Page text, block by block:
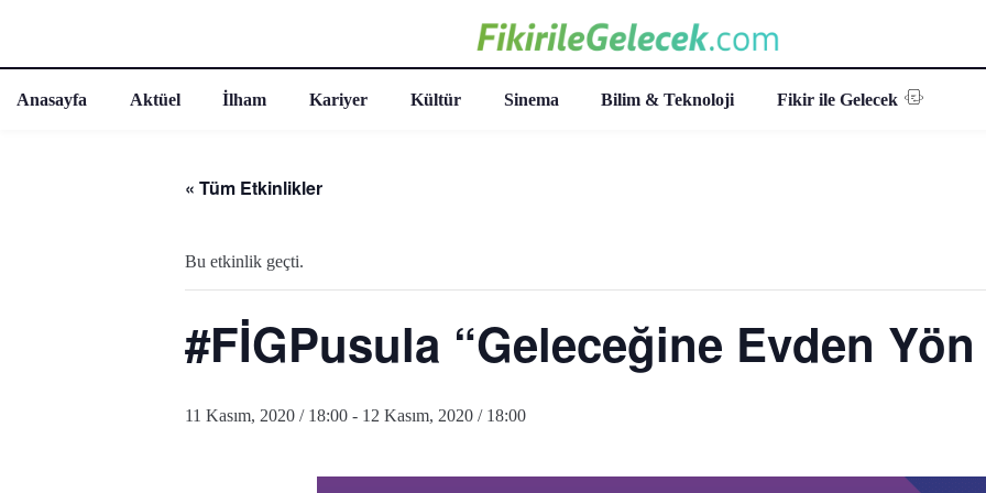
Anasayfa Aktüel İlham Kariyer Kültür Sinema Bilim & Teknoloji Fikir ile Gelecek
« Tüm Etkinlikler
Bu etkinlik geçti.
#FİGPusula “Geleceğine Evden Yön
11 Kasım, 2020 / 18:00 - 12 Kasım, 2020 / 18:00